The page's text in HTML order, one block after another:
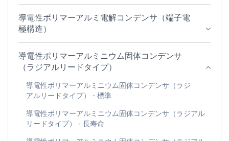
導電性ポリマーアルミ電解コンデンサ（端子電
極構造）
導電性ポリマーアルミニウム固体コンデンサ
（ラジアルリードタイプ）
導電性ポリマーアルミニウム固体コンデンサ（ラジ
アルリードタイプ） - 標準
導電性ポリマーアルミニウム固体コンデンサ（ラジアル
リードタイプ） - 長寿命